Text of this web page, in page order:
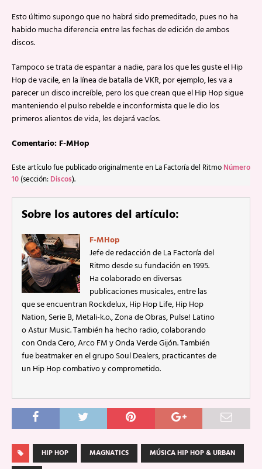
Esto último supongo que no habrá sido premeditado, pues no ha
habido mucha diferencia entre las fechas de edición de ambos
discos.
Tampoco se trata de espantar a nadie, para los que les guste el Hip
Hop de vacile, en la línea de batalla de VKR, por ejemplo, les va a
parecer un disco increíble, pero los que crean que el Hip Hop sigue
manteniendo el pulso rebelde e inconformista que le dio los
primeros alientos de vida, les dejará vacíos.
Comentario: F-MHop
Este artículo fue publicado originalmente en La Factoría del Ritmo Número
10 (sección: Discos).
Sobre los autores del artículo:
F-MHop
Jefe de redacción de La Factoría del
Ritmo desde su fundación en 1995.
Ha colaborado en diversas
publicaciones musicales, entre las
que se encuentran Rockdelux, Hip Hop Life, Hip Hop
Nation, Serie B, Metali-k.o., Zona de Obras, Pulse! Latino
o Astur Music. También ha hecho radio, colaborando
con Onda Cero, Arco FM y Onda Verde Gijón. También
fue beatmaker en el grupo Soul Dealers, practicantes de
un Hip Hop combativo y comprometido.
HIP HOP MAGNATICS
MÚSICA HIP HOP & URBAN